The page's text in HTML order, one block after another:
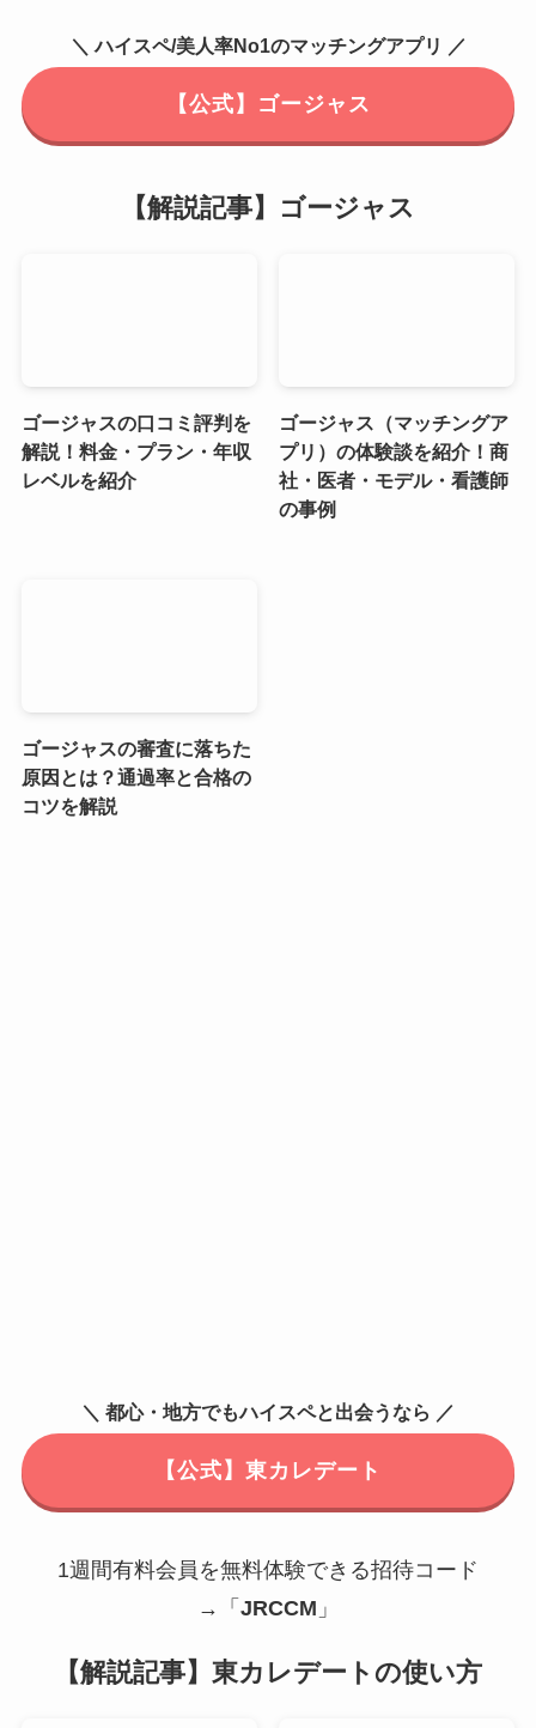
＼ ハイスペ/美人率No1のマッチングアプリ ／
【公式】ゴージャス
【解説記事】ゴージャス
ゴージャスの口コミ評判を
解説！料金・プラン・年収
レベルを紹介
ゴージャス（マッチングア
プリ）の体験談を紹介！商
社・医者・モデル・看護師
の事例
ゴージャスの審査に落ちた
原因とは？通過率と合格の
コツを解説
＼ 都心・地方でもハイスペと出会うなら ／
【公式】東カレデート
1週間有料会員を無料体験できる招待コード
→「 JRCCM 」
【解説記事】東カレデートの使い方